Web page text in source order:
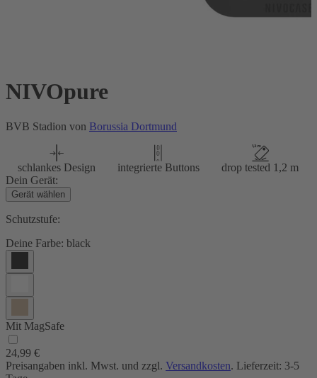
NIVOpure
BVB Stadion von Borussia Dortmund
schlankes Design integrierte Buttons
drop tested 1,2 m
Dein Gerät:
Gerät wählen
Schutzstufe:
Deine Farbe: black
Mit MagSafe
24,99 €
Preisangaben inkl. Mwst. und zzgl. Versandkosten. Lieferzeit: 3-5